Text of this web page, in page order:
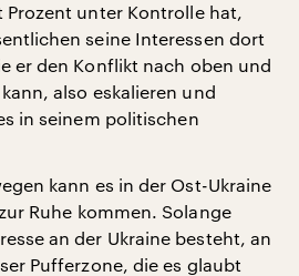
unter Kontrolle hat,
seine Interessen dort
er den Konflikt nach oben und
also eskalieren und
in seinem politischen
kann es in der Ost-Ukraine
Ruhe kommen. Solange
an der Ukraine besteht, an
Pufferzone, die es glaubt